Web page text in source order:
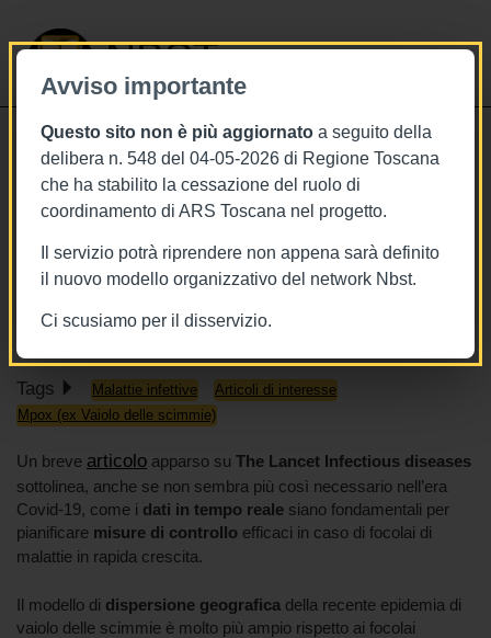
Avviso importante
Questo sito non è più aggiornato a seguito della
delibera n. 548 del 04-05-2026 di Regione Toscana
che ha stabilito la cessazione del ruolo di
coordinamento di ARS Toscana nel progetto.
Il servizio potrà riprendere non appena sarà definito
il nuovo modello organizzativo del network Nbst.
Ci scusiamo per il disservizio.
NBST
Vaiolo delle scimmie, monitorare la
diffusione attraverso i dati in tempo
reale
Tags Malattie infettive
Articoli di interesse
Mpox (ex Vaiolo delle scimmie)
Un breve articolo apparso su The Lancet Infectious diseases
sottolinea, anche se non sembra più così necessario nell’era
Covid-19, come i dati in tempo reale siano fondamentali per
pianificare misure di controllo efficaci in caso di focolai di
malattie in rapida crescita.
Il modello di dispersione geografica della recente epidemia di
vaiolo delle scimmie è molto più ampio rispetto ai focolai